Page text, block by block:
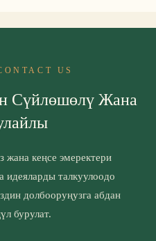
US
Сүйлөшөлү Жана
жана кеңсе эмеректери
талкуулоодо
долбооруңузга абдан
бурулат.